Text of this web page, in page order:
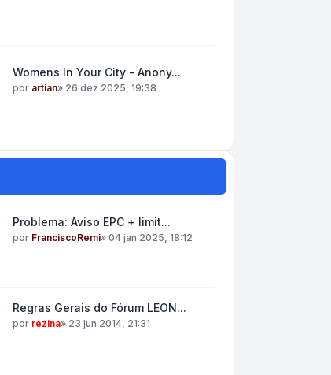
Womens In Your City - Anony...
por artian» 26 dez 2025, 19:38
Problema: Aviso EPC + limit...
por FranciscoRemi» 04 jan 2025, 18:12
Regras Gerais do Fórum LEON...
por rezina» 23 jun 2014, 21:31